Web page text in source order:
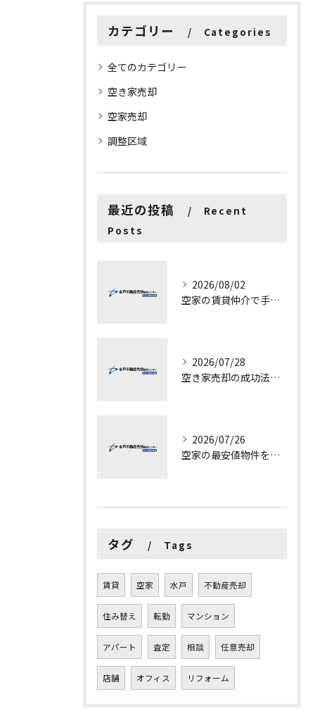
カテゴリー Categories
全てのカテゴリー
空き家売却
空家売却
調整区域
最近の投稿
Recent
Posts
2026/08/02
空家の賃貸仲介で手数料と上限を徹底解説し200万円物件の注意点も紹介
2026/07/28
空き家売却の成功法と注意点
2026/07/26
空家の最安値物件を茨城県水戸市つくば市で探す方法と賢い売却ポイントを徹底解説
タグ Tags
賃貸 空家 水戸 不動産売却
住み替え 転勤 マンション
アパート 査定 相談 任意売却
店舗 オフィス リフォーム